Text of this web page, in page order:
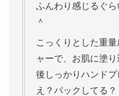
ふんわり感じるぐら
＾
こっくりとした重
ャーで、お肌に塗
後しっかりハンドプ
え？パックしてる